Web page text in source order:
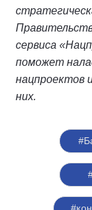
сервиса
поможет
нацпроектов
них.